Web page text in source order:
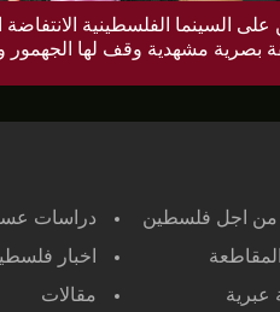
على السينما الفلسطينية الانتفاضة
بصرية مشهدية وقف لها الجهمور
من اجل فلسطين
دراسات
اخبار
عبرية مقالات